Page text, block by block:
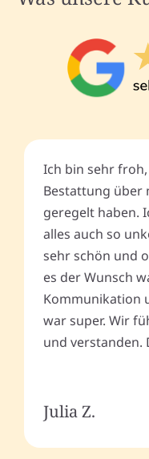
Ich bin sehr
Bestattung über
geregelt haben.
alles auch so
sehr schön und
es der Wunsch
Kommunikation
war super. Wir
und verstanden.
Julia Z.